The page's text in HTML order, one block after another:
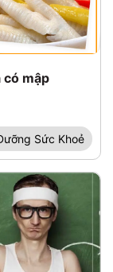
có mập
Sức Khoẻ